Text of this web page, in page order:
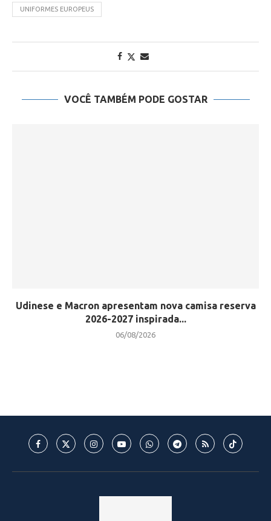
UNIFORMES EUROPEUS
VOCÊ TAMBÉM PODE GOSTAR
Udinese e Macron apresentam nova camisa reserva
2026-2027 inspirada...
06/08/2026